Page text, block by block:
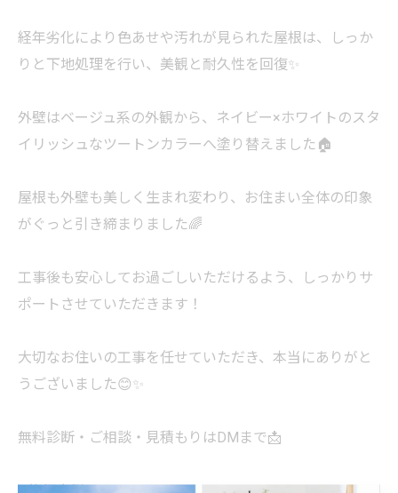
経年劣化により色あせや汚れが見られた屋根は、しっか
りと下地処理を行い、美観と耐久性を回復✨
外壁はベージュ系の外観から、ネイビー×ホワイトのスタ
イリッシュなツートンカラーへ塗り替えました🏠
屋根も外壁も美しく生まれ変わり、お住まい全体の印象
がぐっと引き締まりました🌈
工事後も安心してお過ごしいただけるよう、しっかりサ
ポートさせていただきます！
大切なお住いの工事を任せていただき、本当にありがと
うございました😊✨️
無料診断・ご相談・見積もりはDMまで📩